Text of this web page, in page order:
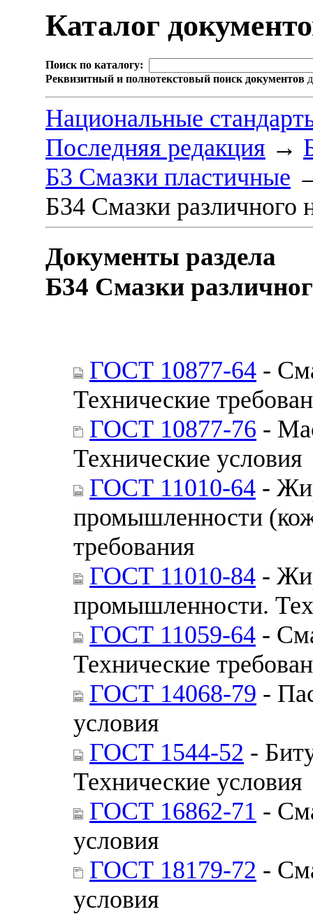
Каталог
Поиск по каталогу:
Реквизитный и полнотекстовый поиск документов
Национальные
Последняя редакция →
Б3 Смазки пластичные
Б34 Смазки различного
Документы раздела
Б34 Смазки
ГОСТ 10877-64 -
Технические
ГОСТ 10877-76 -
Технические условия
ГОСТ 11010-64 -
промышленности
требования
ГОСТ 11010-84 -
промышленности.
ГОСТ 11059-64 -
Технические
ГОСТ 14068-79 -
условия
ГОСТ 1544-52 -
Технические условия
ГОСТ 16862-71 -
условия
ГОСТ 18179-72 -
условия